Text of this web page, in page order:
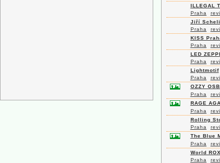
ILLEGAL
Praha
Jiří
Praha
KISS
Praha
LED
Praha
Lightmotif
Praha
OZZY
Praha
RAGE
Praha
Rolling
Praha
The Blue
Praha
World
Praha